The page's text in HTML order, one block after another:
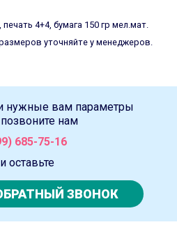
4+4, бумага 150 гр мел.мат.
уточняйте у менеджеров.
нужные вам параметры
нам
685-75-16
оставьте
ЗВОНОК